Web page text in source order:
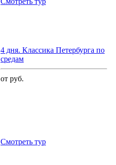
4 дня. Классика Петербурга по
средам
от руб.
Cмотреть тур